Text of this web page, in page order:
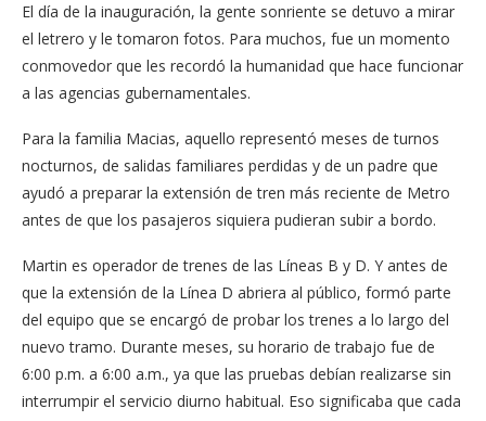
El día de la inauguración, la gente sonriente se detuvo a mirar
el letrero y le tomaron fotos. Para muchos, fue un momento
conmovedor que les recordó la humanidad que hace funcionar
a las agencias gubernamentales.
Para la familia Macias, aquello representó meses de turnos
nocturnos, de salidas familiares perdidas y de un padre que
ayudó a preparar la extensión de tren más reciente de Metro
antes de que los pasajeros siquiera pudieran subir a bordo.
Martin es operador de trenes de las Líneas B y D. Y antes de
que la extensión de la Línea D abriera al público, formó parte
del equipo que se encargó de probar los trenes a lo largo del
nuevo tramo. Durante meses, su horario de trabajo fue de
6:00 p.m. a 6:00 a.m., ya que las pruebas debían realizarse sin
interrumpir el servicio diurno habitual. Eso significaba que cada